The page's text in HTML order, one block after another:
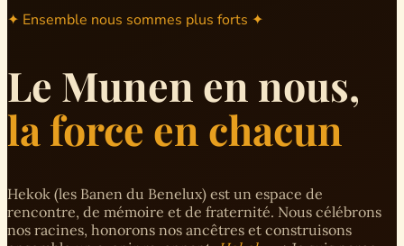
✦ Ensemble nous sommes plus forts ✦
Le Munen en nous,
la force en chacun
Hekok (les Banen du Benelux) est un espace de
rencontre, de mémoire et de fraternité. Nous célébrons
nos racines, honorons nos ancêtres et construisons